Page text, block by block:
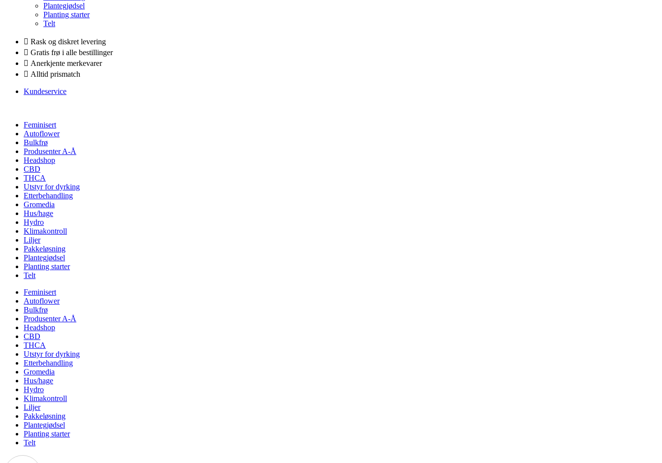
Plantegjødsel
Planting starter
Telt
Rask og diskret levering
Gratis frø i alle bestillinger
Anerkjente merkevarer
Alltid prismatch
Kundeservice
Feminisert
Autoflower
Bulkfrø
Produsenter A-Å
Headshop
CBD
THCA
Utstyr for dyrking
Etterbehandling
Gromedia
Hus/hage
Hydro
Klimakontroll
Liljer
Pakkeløsning
Plantegjødsel
Planting starter
Telt
Feminisert
Autoflower
Bulkfrø
Produsenter A-Å
Headshop
CBD
THCA
Utstyr for dyrking
Etterbehandling
Gromedia
Hus/hage
Hydro
Klimakontroll
Liljer
Pakkeløsning
Plantegjødsel
Planting starter
Telt